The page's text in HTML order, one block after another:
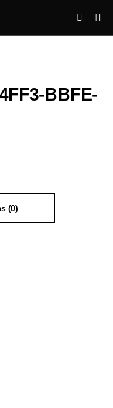
BBFE-
Ver comentarios (0)